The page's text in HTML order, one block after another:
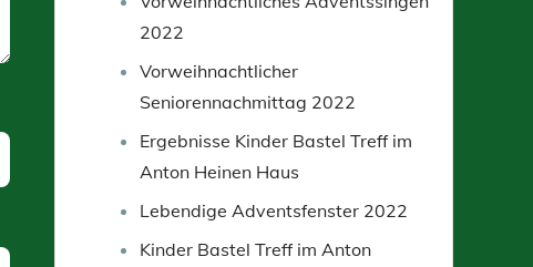
2022
Vorweihnachtlicher
Seniorennachmittag 2022
Ergebnisse Kinder Bastel Treff im
Anton Heinen Haus
Lebendige Adventsfenster 2022
Kinder Bastel Treff im Anton